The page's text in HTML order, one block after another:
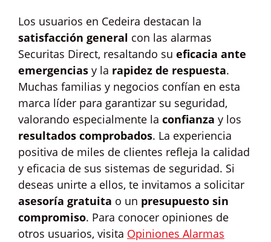
Los usuarios en Cedeira destacan la
satisfacción general con las alarmas
Securitas Direct, resaltando su eficacia ante
emergencias y la rapidez de respuesta.
Muchas familias y negocios confían en esta
marca líder para garantizar su seguridad,
valorando especialmente la confianza y los
resultados comprobados. La experiencia
positiva de miles de clientes refleja la calidad
y eficacia de sus sistemas de seguridad. Si
deseas unirte a ellos, te invitamos a solicitar
asesoría gratuita o un presupuesto sin
compromiso. Para conocer opiniones de
otros usuarios, visita Opiniones Alarmas